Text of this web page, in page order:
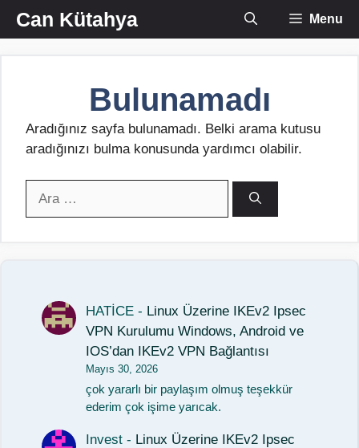
İçeriğe
atlaCan Kütahya Menu
Bulunamadı
Aradığınız sayfa bulunamadı. Belki arama kutusu
aradığınızı bulma konusunda yardımcı olabilir.
HATİCE - Linux Üzerine IKEv2 Ipsec
VPN Kurulumu Windows, Android ve
IOS’dan IKEv2 VPN Bağlantısı
Mayıs 30, 2026
çok yararlı bir paylaşım olmuş teşekkür
ederim çok işime yarıcak.
Invest - Linux Üzerine IKEv2 Ipsec